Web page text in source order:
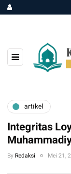
artikel
Integritas
By Redaksi Mei 21,